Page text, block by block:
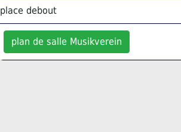
place debout
plan de salle Musikverein